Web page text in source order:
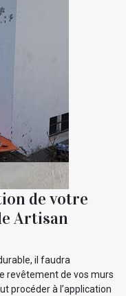
de votre
Artisan
il faudra
revêtement de vos murs
procéder à l’application